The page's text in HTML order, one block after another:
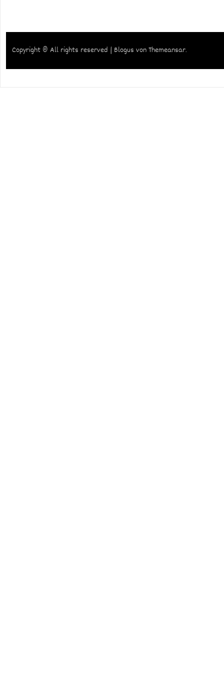
Copyright © All rights reserved | Blogus vonThemeansar.